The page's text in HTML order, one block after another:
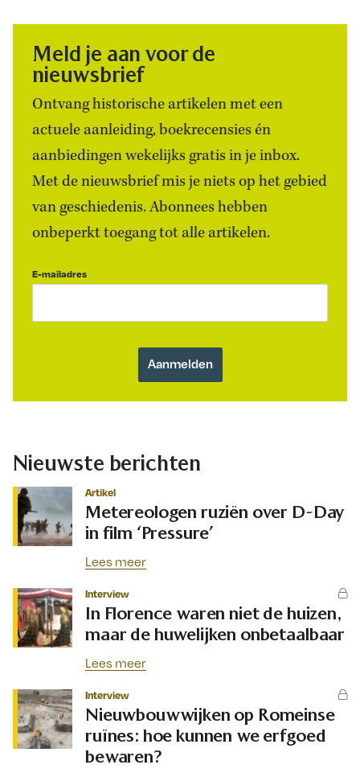
Meld je aan voor de
nieuwsbrief
Ontvang historische artikelen met een
actuele aanleiding, boekrecensies én
aanbiedingen wekelijks gratis in je inbox.
Met de nieuwsbrief mis je niets op het gebied
van geschiedenis. Abonnees hebben
onbeperkt toegang tot alle artikelen.
E-mailadres
Nieuwste berichten
Artikel
Metereologen ruziën over D-Day
in film ‘Pressure’
Lees meer
Interview
In Florence waren niet de huizen,
maar de huwelijken onbetaalbaar
Lees meer
Interview
Nieuwbouwwijken op Romeinse
ruïnes: hoe kunnen we erfgoed
bewaren?